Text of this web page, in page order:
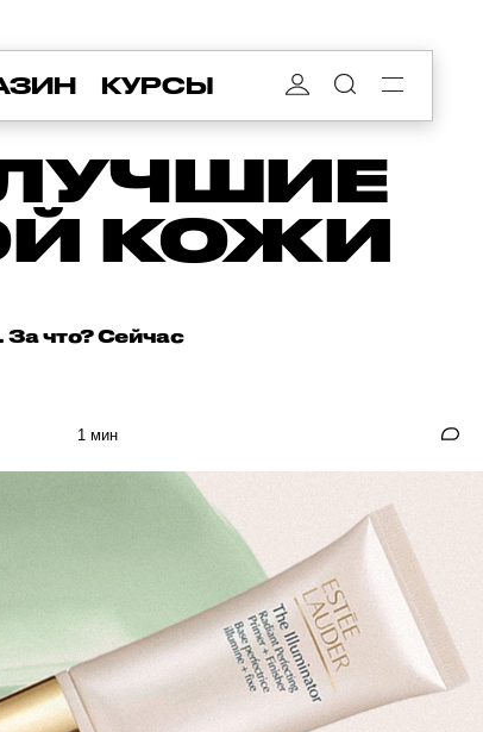
КУРСЫ
КОЖИ
что? Сейчас
1 мин